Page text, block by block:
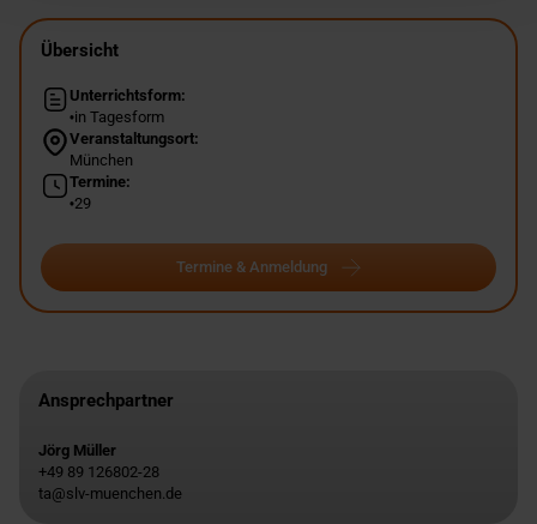
Übersicht
Unterrichtsform:
in Tagesform
Veranstaltungsort:
München
Termine:
29
Termine & Anmeldung
Ansprechpartner
Jörg Müller
+49 89 126802-28
ta@slv-muenchen.de